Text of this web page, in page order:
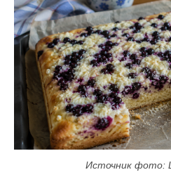
Источник фото: